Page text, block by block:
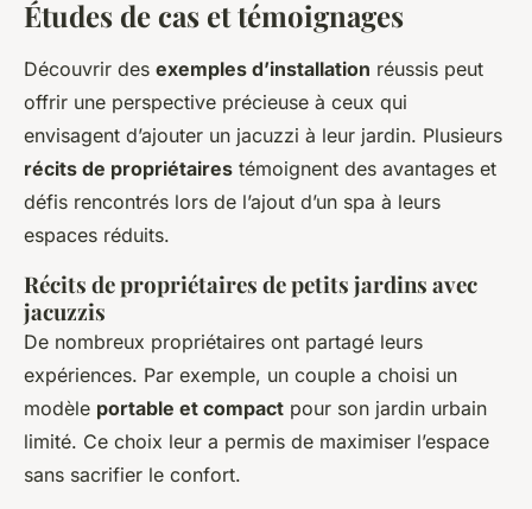
Études de cas et témoignages
Découvrir des exemples d’installation réussis peut
offrir une perspective précieuse à ceux qui
envisagent d’ajouter un jacuzzi à leur jardin. Plusieurs
récits de propriétaires témoignent des avantages et
défis rencontrés lors de l’ajout d’un spa à leurs
espaces réduits.
Récits de propriétaires de petits jardins avec
jacuzzis
De nombreux propriétaires ont partagé leurs
expériences. Par exemple, un couple a choisi un
modèle portable et compact pour son jardin urbain
limité. Ce choix leur a permis de maximiser l’espace
sans sacrifier le confort.